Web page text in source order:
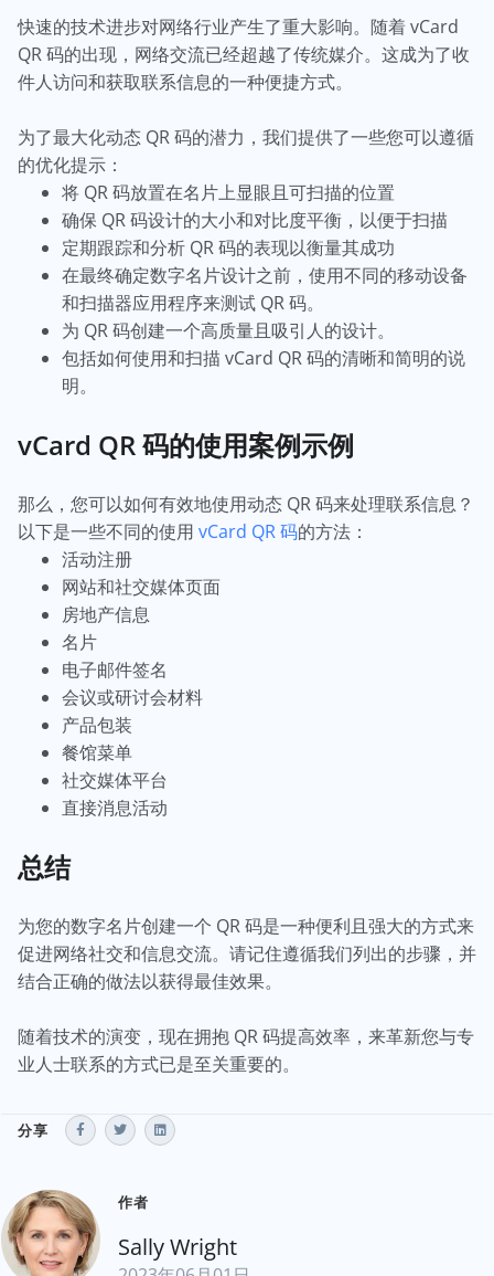
快速的技术进步对网络行业产生了重大影响。随着 vCard
QR 码的出现，网络交流已经超越了传统媒介。这成为了收
件人访问和获取联系信息的一种便捷方式。
为了最大化动态 QR 码的潜力，我们提供了一些您可以遵循
的优化提示：
将 QR 码放置在名片上显眼且可扫描的位置
确保 QR 码设计的大小和对比度平衡，以便于扫描
定期跟踪和分析 QR 码的表现以衡量其成功
在最终确定数字名片设计之前，使用不同的移动设备
和扫描器应用程序来测试 QR 码。
为 QR 码创建一个高质量且吸引人的设计。
包括如何使用和扫描 vCard QR 码的清晰和简明的说
明。
vCard QR 码的使用案例示例
那么，您可以如何有效地使用动态 QR 码来处理联系信息？
以下是一些不同的使用 vCard QR 码的方法：
活动注册
网站和社交媒体页面
房地产信息
名片
电子邮件签名
会议或研讨会材料
产品包装
餐馆菜单
社交媒体平台
直接消息活动
总结
为您的数字名片创建一个 QR 码是一种便利且强大的方式来
促进网络社交和信息交流。请记住遵循我们列出的步骤，并
结合正确的做法以获得最佳效果。
随着技术的演变，现在拥抱 QR 码提高效率，来革新您与专
业人士联系的方式已是至关重要的。
分享
作者
Sally Wright